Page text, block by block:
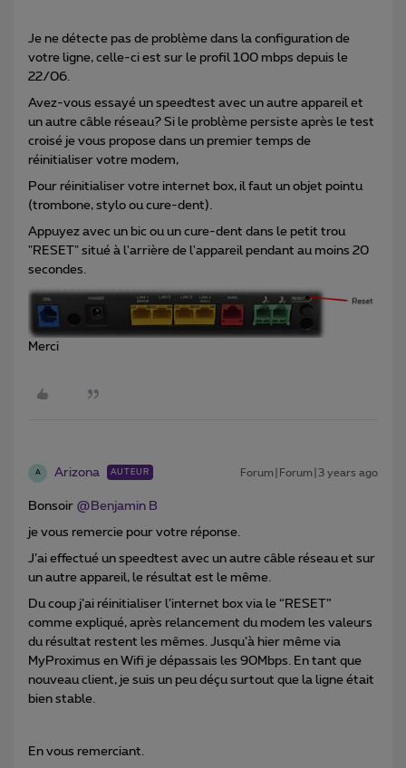
Je ne détecte pas de problème dans la configuration de
votre ligne, celle-ci est sur le profil 100 mbps depuis le
22/06.
Avez-vous essayé un speedtest avec un autre appareil et
un autre câble réseau? Si le problème persiste après le test
croisé je vous propose dans un premier temps de
réinitialiser votre modem,
Pour réinitialiser votre internet box, il faut un objet pointu
(trombone, stylo ou cure-dent).
Appuyez avec un bic ou un cure-dent dans le petit trou
"RESET" situé à l'arrière de l'appareil pendant au moins 20
secondes.
Merci
A Arizona AUTEUR Forum|Forum|3 years ago
Bonsoir @Benjamin B
je vous remercie pour votre réponse.
J’ai effectué un speedtest avec un autre câble réseau et sur
un autre appareil, le résultat est le même.
Du coup j’ai réinitialiser l’internet box via le “RESET”
comme expliqué, après relancement du modem les valeurs
du résultat restent les mêmes. Jusqu’à hier même via
MyProximus en Wifi je dépassais les 90Mbps. En tant que
nouveau client, je suis un peu déçu surtout que la ligne était
bien stable.
En vous remerciant.